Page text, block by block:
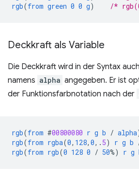
rgb(from green 0 0 g) /*
Deckkraft als Variable
Die Deckkraft wird in der Syntax
namens alpha angegeben. Er ist
der Funktionsfarbnotation nach der
rgb(from #00800080 r g b / alpha
rgb(from rgba(0, 128, 0, . 5) r g b
rgb(from rgb(0 128 0 / 50%) r g